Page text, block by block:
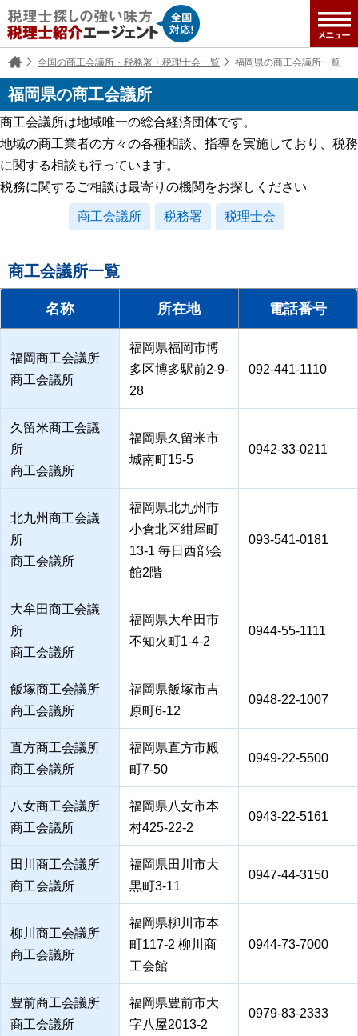
全国の商工会議所・税務署・税理士会一覧 福岡県の商工会議所一覧
福岡県の商工会議所
商工会議所は地域唯一の総合経済団体です。
地域の商工業者の方々の各種相談、指導を実施しており、税務
に関する相談も行っています。
税務に関するご相談は最寄りの機関をお探しください
商工会議所 税務署 税理士会
商工会議所一覧
名称 所在地 電話番号
福岡商工会議所
商工会議所
福岡県福岡市博
多区博多駅前2-9-
28
092-441-1110
久留米商工会議
所
商工会議所
福岡県久留米市
城南町15-5
0942-33-0211
北九州商工会議
所
商工会議所
福岡県北九州市
小倉北区紺屋町
13-1 毎日西部会
館2階
093-541-0181
大牟田商工会議
所
商工会議所
福岡県大牟田市
不知火町1-4-2
0944-55-1111
飯塚商工会議所
商工会議所
福岡県飯塚市吉
原町6-12
0948-22-1007
直方商工会議所
商工会議所
福岡県直方市殿
町7-50
0949-22-5500
八女商工会議所
商工会議所
福岡県八女市本
村425-22-2
0943-22-5161
田川商工会議所
商工会議所
福岡県田川市大
黒町3-11
0947-44-3150
柳川商工会議所
商工会議所
福岡県柳川市本
町117-2 柳川商
工会館
0944-73-7000
豊前商工会議所
商工会議所
福岡県豊前市大
字八屋2013-2
0979-83-2333